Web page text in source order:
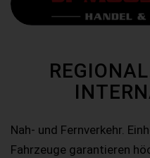
Nah- und Fernverkehr.
Fahrzeuge garantieren